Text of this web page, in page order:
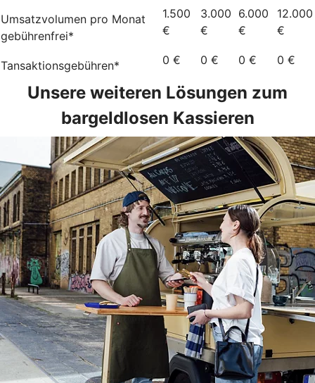
Umsatzvolumen pro Monat
gebührenfrei*
1.500
€
3.000
€
6.000
€
12.000
€
Tansaktionsgebühren* 0 € 0 € 0 € 0 €
Unsere weiteren Lösungen zum
bargeldlosen Kassieren